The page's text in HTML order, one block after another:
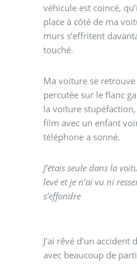
véhicule est coincé,
place à côté de ma
murs s’effritent
touché.
Ma voiture se
percutée sur le flanc
la voiture
film avec un enfant
téléphone a sonné.
J’étais seule dans la
levé et je n’ai vu ni
s’effondre
J’ai rêvé d’un
avec beaucoup de